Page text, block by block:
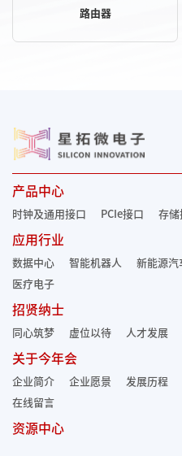
路由器
产品中心
时钟及通用接口 PCIe接口 存储
应用行业
数据中心 智能机器人 新能源汽
医疗电子
招贤纳士
同心筑梦 虚位以待 人才发展
关于今年会
企业简介 企业愿景 发展历程
在线留言
资源中心